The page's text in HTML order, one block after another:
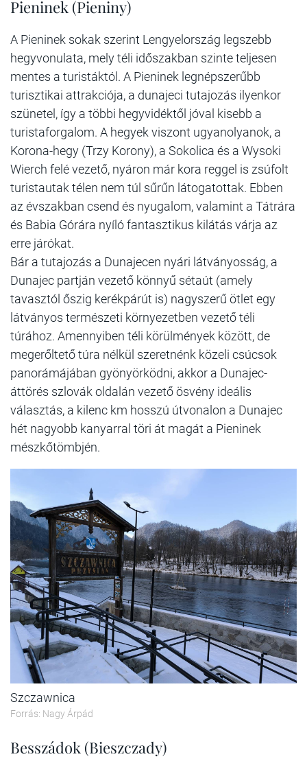
Pieninek (Pieniny)
A Pieninek sokak szerint Lengyelország legszebb
hegyvonulata, mely téli időszakban szinte teljesen
mentes a turistáktól. A Pieninek legnépszerűbb
turisztikai attrakciója, a dunajeci tutajozás ilyenkor
szünetel, így a többi hegyvidéktől jóval kisebb a
turistaforgalom. A hegyek viszont ugyanolyanok, a
Korona-hegy (Trzy Korony), a Sokolica és a Wysoki
Wierch felé vezető, nyáron már kora reggel is zsúfolt
turistautak télen nem túl sűrűn látogatottak. Ebben
az évszakban csend és nyugalom, valamint a Tátrára
és Babia Górára nyíló fantasztikus kilátás várja az
erre járókat.
Bár a tutajozás a Dunajecen nyári látványosság, a
Dunajec partján vezető könnyű sétaút (amely
tavasztól őszig kerékpárút is) nagyszerű ötlet egy
látványos természeti környezetben vezető téli
túrához. Amennyiben téli körülmények között, de
megerőltető túra nélkül szeretnénk közeli csúcsok
panorámájában gyönyörködni, akkor a Dunajec-
áttörés szlovák oldalán vezető ösvény ideális
választás, a kilenc km hosszú útvonalon a Dunajec
hét nagyobb kanyarral töri át magát a Pieninek
mészkőtömbjén.
Szczawnica
Forrás: Nagy Árpád
Besszádok (Bieszczady)